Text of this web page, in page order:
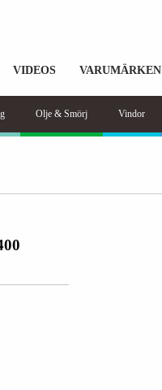
VIDEOS VARUMÄRKEN
Olje & Smörj Vindor